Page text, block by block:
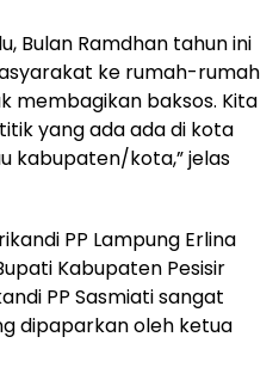
Bulan Ramdhan tahun ini
ke rumah-rumah
membagikan baksos. Kita
yang ada ada di kota
kabupaten/kota,” jelas
PP Lampung Erlina
Kabupaten Pesisir
PP Sasmiati sangat
dipaparkan oleh ketua